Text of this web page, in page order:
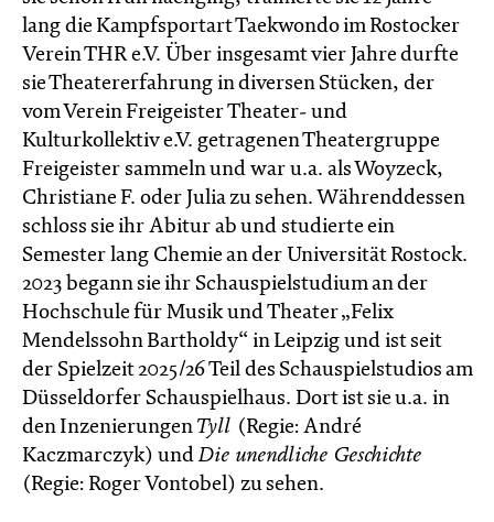
lang die Kampfsportart Taekwondo im Rostocker
Verein THR e.V. Über insgesamt vier Jahre durfte
sie Theatererfahrung in diversen Stücken, der
vom Verein Freigeister Theater- und
Kulturkollektiv e.V. getragenen Theatergruppe
Freigeister sammeln und war u.a. als Woyzeck,
Christiane F. oder Julia zu sehen. Währenddessen
schloss sie ihr Abitur ab und studierte ein
Semester lang Chemie an der Universität Rostock.
2023 begann sie ihr Schauspielstudium an der
Hochschule für Musik und Theater „Felix
Mendelssohn Bartholdy“ in Leipzig und ist seit
der Spielzeit 2025/26 Teil des Schauspielstudios am
Düsseldorfer Schauspielhaus. Dort ist sie u.a. in
den Inzenierungen Tyll (Regie: André
Kaczmarczyk) undDie unendliche Geschichte
(Regie: Roger Vontobel) zu sehen.